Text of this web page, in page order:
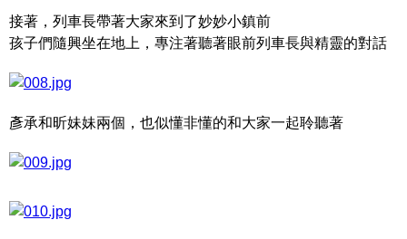
接著，列車長帶著大家來到了妙妙小鎮前
孩子們隨興坐在地上，專注著聽著眼前列車長與精靈的對話
彥承和昕妹妹兩個，也似懂非懂的和大家一起聆聽著